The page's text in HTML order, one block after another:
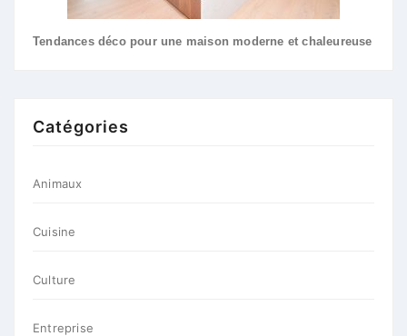
Tendances déco pour une maison moderne et chaleureuse
Catégories
Animaux
Cuisine
Culture
Entreprise